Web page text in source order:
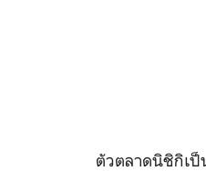
ตัวตลาดนิชิกิเ